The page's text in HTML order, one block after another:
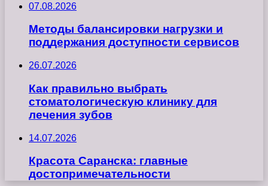
07.08.2026
Методы балансировки нагрузки и
поддержания доступности сервисов
26.07.2026
Как правильно выбрать
стоматологическую клинику для
лечения зубов
14.07.2026
Красота Саранска: главные
достопримечательности